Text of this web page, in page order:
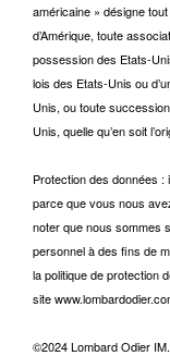
américaine » désigne
d’Amérique, toute
possession des Etats-
lois des Etats-Unis ou
Unis, ou toute
Unis, quelle qu’en soit
Protection des données
parce que vous nous
noter que nous sommes
personnel à des fins de
la politique de protection
site
©2024 Lombard Odier